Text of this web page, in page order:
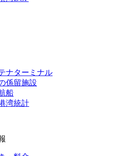
ナターミナル
係留施設
船
湾統計